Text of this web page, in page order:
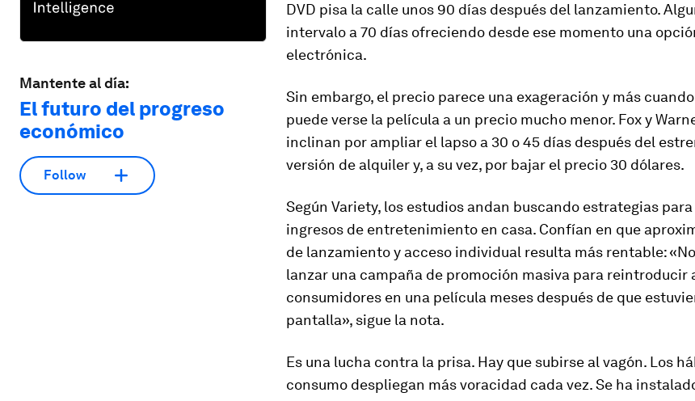
Mantente al día:
El futuro del progreso
económico
Follow
DVD pisa la calle unos 90 días después del lanzamiento.
intervalo a 70 días ofreciendo desde ese momento una
electrónica.
Sin embargo, el precio parece una exageración y más
puede verse la película a un precio mucho menor. Fox y
inclinan por ampliar el lapso a 30 o 45 días después del
versión de alquiler y, a su vez, por bajar el precio 30 dólares.
Según Variety, los estudios andan buscando estrategias
ingresos de entretenimiento en casa. Confían en que
de lanzamiento y acceso individual resulta más rentable:
lanzar una campaña de promoción masiva para reintroducir
consumidores en una película meses después de que
pantalla», sigue la nota.
Es una lucha contra la prisa. Hay que subirse al vagón. Los
consumo despliegan más voracidad cada vez. Se ha